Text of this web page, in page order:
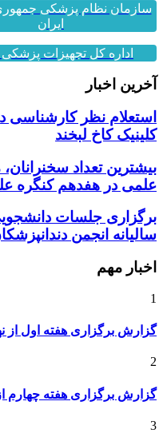
سازمان نظام پزشکی
ایران
اداره کل تجهیزات
آخرین اخبار
استعلام نظر کارشناسی
کلینیک کاخ لبخند
بیشترین تعداد
علمی در هفدهم کنگره
برگزاری جلسات
سالیانه انجمن
اخبار مهم
1
گزارش برگزاری هفته اول از
2
گزارش برگزاری هفته چهارم
3